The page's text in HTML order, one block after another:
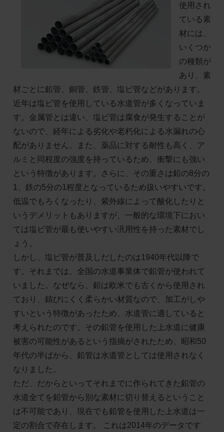
使用され
ている素
材には、
いくつか
の種類が
あり、素
材ごとに鉛管、銅管、鉄管、塩ビ管などがあります。
近年は塩ビ管を使用している水道管が多くなっていま
す。金属管とは違い、塩ビ管は腐食が発生することが
ないので、経年による劣化や老朽化による水漏れの心
配がありません。また、薬品に対する耐性も高く、ア
ルミと同程度の強度を持っているため、衝撃にも強い
という特徴があります。さらに、その重さは鉛の8分の
1、鉄の5分の1程度となっているため扱いやすいです。
低温でもろくなったり、紫外線によって酸化したりと
いうデメリットもありますが、一般的な環境下におい
ては塩ビ管が最も使いやすい汎用性を持った素材でし
ょう。
しかし、塩ビ管が普及しだしたのは1940年代以降で
す。それまでは、全国の水道事業体で鉛管が使われて
いました。なぜなら、鉛は欧米でも古くから使用され
ており、錆びにくく柔らかい材質なので、加工がしや
すいという特徴があったため、水道管に適していると
考えられたのです。その鉛管を使用した上水道に健康
被害の可能性があるという指摘がされたため、昭和50
年代の半ばから、鉛管は水道管としては使用されなく
なりました。
ただ、だからといってそれまでに作られてきた鉛管の
水道全てを鉛管から別な素材に切り替えるということ
は不可能であり、現在でも鉛管を使用した上水道は一
定の割合で存在します。 これは2014年のデータです